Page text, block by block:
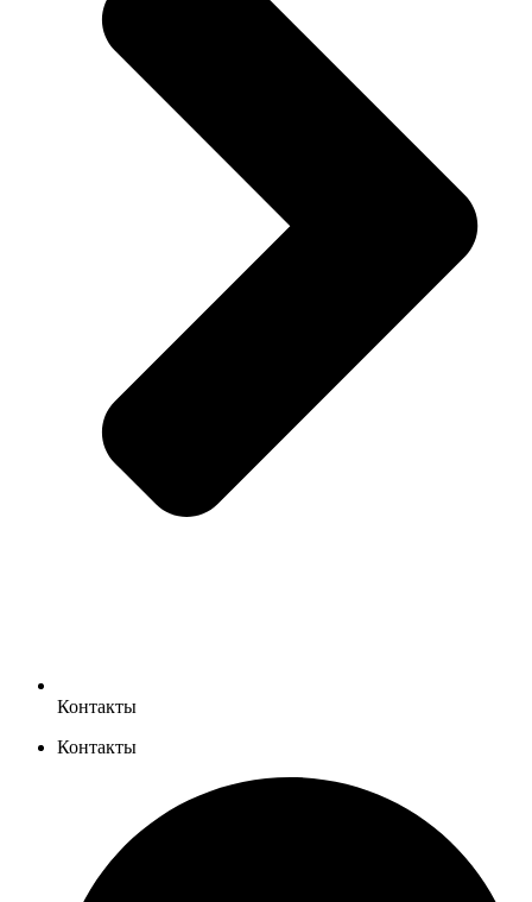
Контакты
Контакты